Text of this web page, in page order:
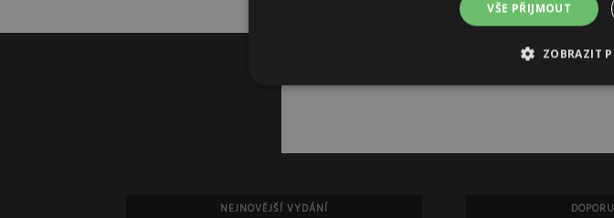
NEJNOVĚJŠÍ VYDÁNÍ
VŠE PŘIJMOUT
ZOBRAZIT